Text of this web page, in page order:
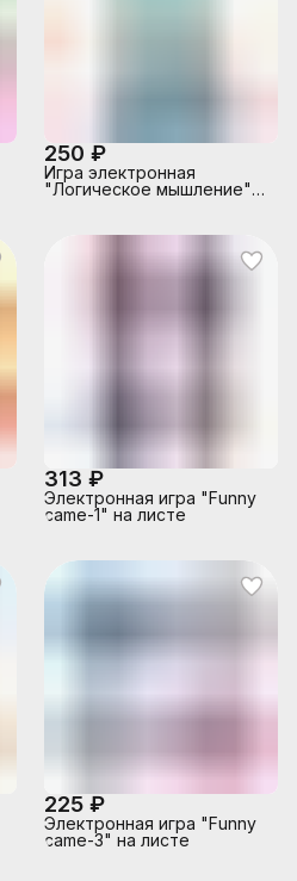
250 ₽
Игра электронная
"Логическое мышление" в
313 ₽
Электронная игра "Funny
came-1" на листе
225 ₽
Электронная игра "Funny
came-3" на листе